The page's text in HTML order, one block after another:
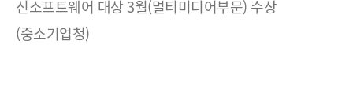
신소프트웨어 대상 3월(멀티미디어부문) 수상
(중소기업청)